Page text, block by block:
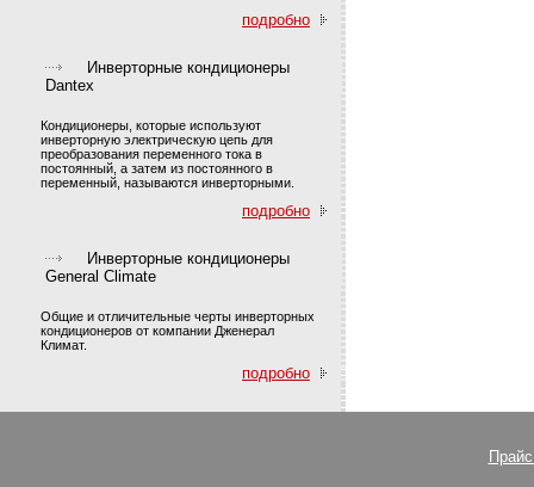
подробно
Инверторные кондиционеры
Dantex
Кондиционеры, которые используют
инверторную электрическую цепь для
преобразования переменного тока в
постоянный, а затем из постоянного в
переменный, называются инверторными.
подробно
Инверторные кондиционеры
General Climate
Общие и отличительные черты инверторных
кондиционеров от компании Дженерал
Климат.
подробно